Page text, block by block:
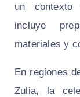
un contexto
incluye
materiales y
En regiones
Zulia, la